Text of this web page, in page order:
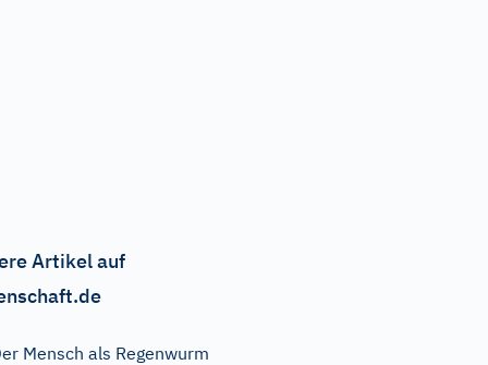
Artikel auf
Mensch als Regenwurm